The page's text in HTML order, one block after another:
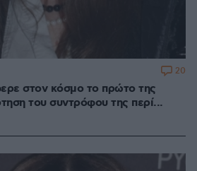
στον κόσμο το πρώτο της
του συντρόφου της περί...
20